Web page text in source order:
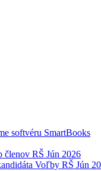
softvéru SmartBooks
členov RŠ Jún 2026
Voľby RŠ Jún